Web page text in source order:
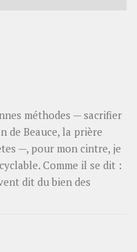
méthodes — sacrifier
de Beauce, la prière
—, pour mon cintre, je
Comme il se dit :
dit du bien des